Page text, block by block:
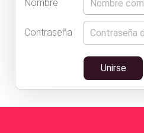
Nombre
Contraseña
Unirse